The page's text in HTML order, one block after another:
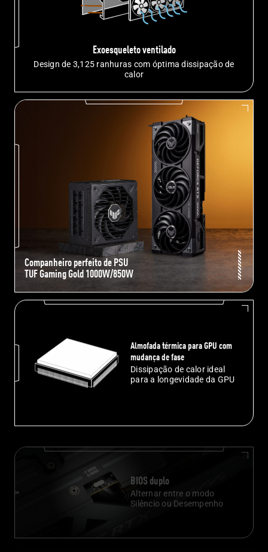
Exoesqueleto ventilado
Design de 3,125 ranhuras com óptima dissipação de
calor
Companheiro perfeito de PSU
TUF Gaming Gold 1000W/850W
Almofada térmica para GPU com
mudança de fase
Dissipação de calor ideal
para a longevidade da GPU
Alternar entre o modo
Silêncio ou Desempenho